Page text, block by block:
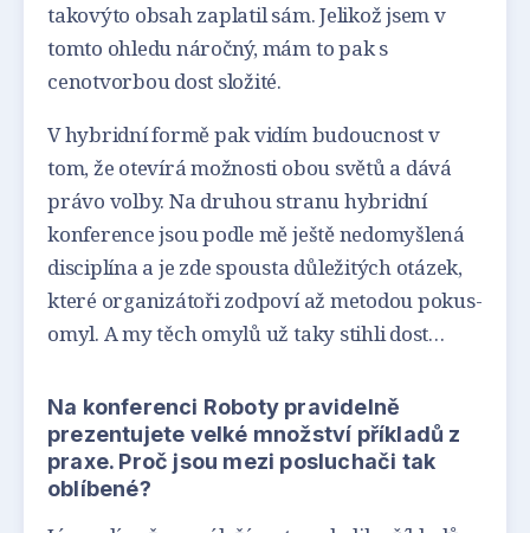
takovýto obsah zaplatil sám. Jelikož jsem v
tomto ohledu náročný, mám to pak s
cenotvorbou dost složité.
V hybridní formě pak vidím budoucnost v
tom, že otevírá možnosti obou světů a dává
právo volby. Na druhou stranu hybridní
konference jsou podle mě ještě nedomyšlená
disciplína a je zde spousta důležitých otázek,
které organizátoři zodpoví až metodou pokus-
omyl. A my těch omylů už taky stihli dost…
Na konferenci Roboty pravidelně
prezentujete velké množství příkladů z
praxe. Proč jsou mezi posluchači tak
oblíbené?